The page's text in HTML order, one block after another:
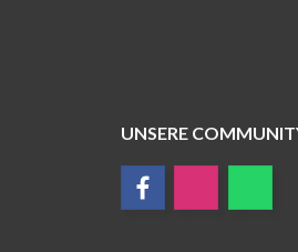
UNSERE